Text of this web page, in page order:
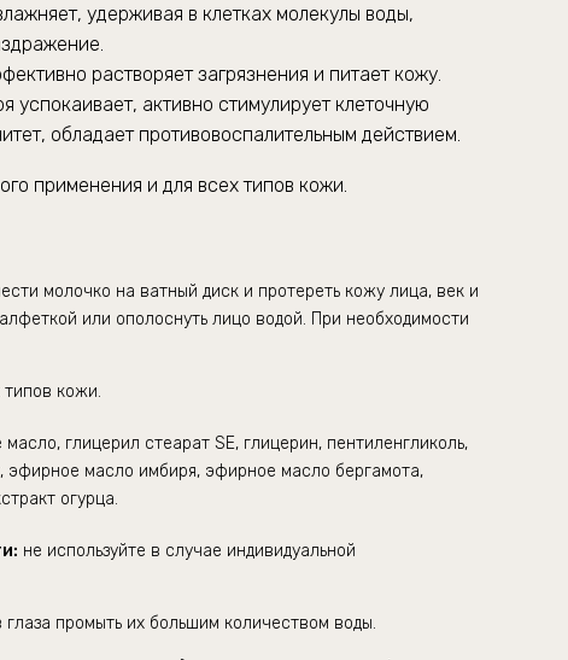
удерживая в клетках молекулы воды,
растворяет загрязнения и питает кожу.
успокаивает, активно стимулирует клеточную
обладает противовоспалительным действием.
применения и для всех типов кожи.
молочко на ватный диск и протереть кожу лица, век и
или ополоснуть лицо водой. При необходимости
типов кожи.
масло, глицерил стеарат SE, глицерин, пентиленгликоль,
эфирное масло имбиря, эфирное масло бергамота,
огурца.
не используйте в случае индивидуальной
промыть их большим количеством воды.